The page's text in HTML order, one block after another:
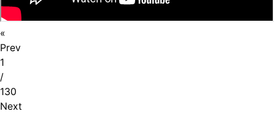
«
Prev
1
/
130
Next